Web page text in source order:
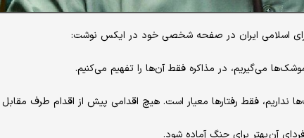
اسلامی ایران در صفحه شخصی خود در ایکس نوشت: